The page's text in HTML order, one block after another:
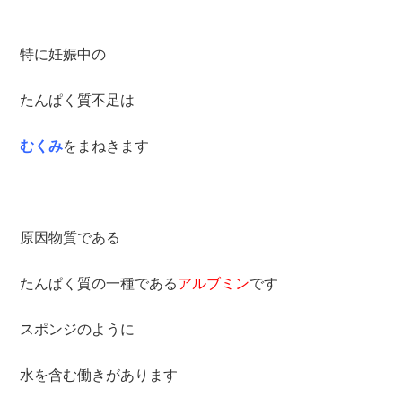
特に妊娠中の
たんぱく質不足は
むくみをまねきます
原因物質である
たんぱく質の一種であるアルブミンです
スポンジのように
水を含む働きがあります